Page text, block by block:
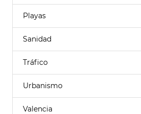
Playas
Sanidad
Tráfico
Urbanismo
Valencia